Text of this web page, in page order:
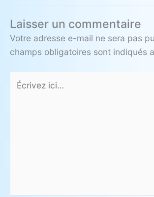
Laisser un commentaire
Votre adresse e-mail ne sera pas
champs obligatoires sont indiqués
Écrivez
ici…